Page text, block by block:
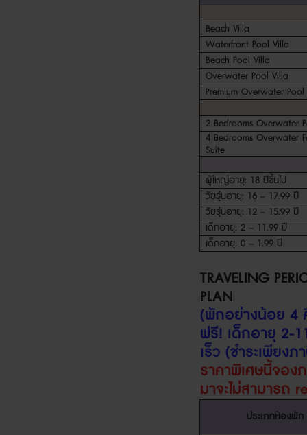
Beach Villa
Waterfront Pool Villa
Beach Pool Villa
Overwater Pool Villa
Premium Overwater
2 Bedrooms Overwater
4 Bedrooms Overwater
Suite
ผู้ใหญ่อายุ: 18 ปีขึ้นไป
วัยรุ่นอายุ: 16 – 17.99 ปี
วัยรุ่นอายุ: 12 – 15.99 ปี
เด็กอายุ: 2 – 11.99 ปี
เด็กอายุ: 0 – 1.99 ปี
TRAVELING
PLAN
(พักอย่างน้อย 4
ฟรี! เด็กอายุ 2-
เร็ว (ชำระเพียง
ราคาพิเศษนี้จอง
มาจะไม่สามารถ
ประเภทห้องพัก